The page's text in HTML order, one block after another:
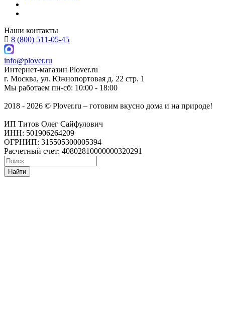
Наши контакты
8 (800) 511-05-45
info@plover.ru
Интернет-магазин Plover.ru
г. Москва, ул. Южнопортовая д. 22 стр. 1
Мы работаем пн-сб: 10:00 - 18:00
2018 - 2026 © Plover.ru – готовим вкусно дома и на природе!
ИП Титов Олег Сайфулович
ИНН: 501906264209
ОГРНИП: 315505300005394
Расчетный счет: 40802810000000320291
Найти